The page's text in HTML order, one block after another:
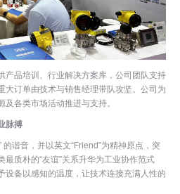
产品培训、行业解决方案库，公司团队支持
大订单由技术与销售经理带队攻坚。公司为
各类市场活动推进与支持。
脉搏
的谐音，并以英文“Friend”为精神原点，突
质朴的“友谊”关系升华为工业协作范式
备以感知的温度，让技术连接充满人性的